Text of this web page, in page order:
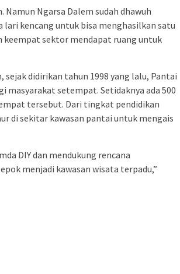
Ngarsa Dalem sudah dhawuh
kencang untuk bisa menghasilkan satu
keempat sektor mendapat ruang untuk
didirikan tahun 1998 yang lalu, Pantai
masyarakat setempat. Setidaknya ada 500
tersebut. Dari tingkat pendidikan
di sekitar kawasan pantai untuk mengais
DIY dan mendukung rencana
menjadi kawasan wisata terpadu,”